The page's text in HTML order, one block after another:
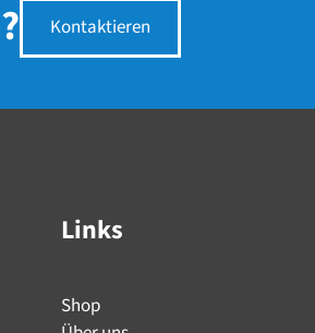
Kontaktieren
Links
Shop